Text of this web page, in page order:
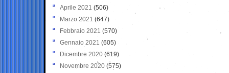
Aprile 2021 (506)
Marzo 2021 (647)
Febbraio 2021 (570)
Gennaio 2021 (605)
Dicembre 2020 (619)
Novembre 2020 (575)